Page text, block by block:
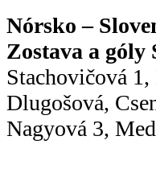
Nórsko –
Zostava a góly
Stachovičová
Dlugošová,
Nagyová 3,